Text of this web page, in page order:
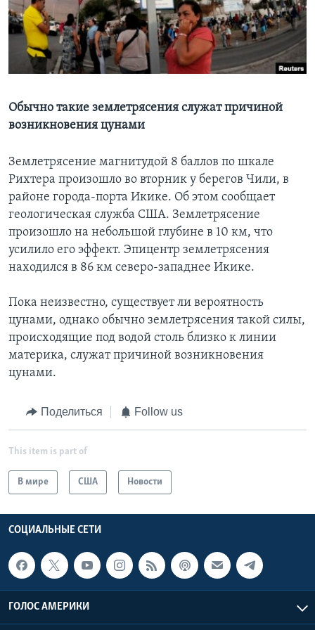
Learning English
СОЦИАЛЬНЫЕ СЕТИ
Языки
Обычно такие землетрясения служат причиной
возникновения цунами
Землетрясение магнитудой 8 баллов по шкале
Рихтера произошло во вторник у берегов Чили, в
районе города-порта Икике. Об этом сообщает
геологическая служба США. Землетрясение
произошло на небольшой глубине в 10 км, что
усилило его эффект. Эпицентр землетрясения
находился в 86 км северо-западнее Икике.
Пока неизвестно, существует ли вероятность
цунами, однако обычно землетрясения такой силы,
происходящие под водой столь близко к линии
материка, служат причиной возникновения
цунами.
Поделиться Follow us
This item is part of
В мире США Новости
СОЦИАЛЬНЫЕ СЕТИ
ГОЛОС АМЕРИКИ